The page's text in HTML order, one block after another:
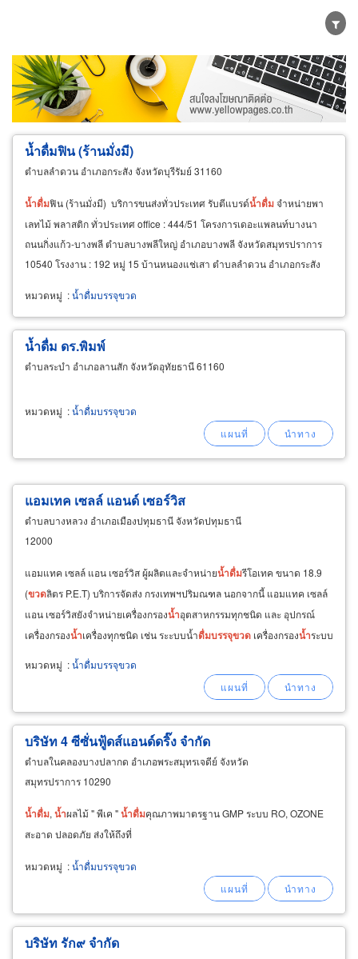
ขายส่ง ขายปลีก ผู้ผลิต
ตัวแทนจัดจำหน่าย
ผู้ส่งออก/นำเข้า
ธุรกิจบริการ
น้ำดื่มฟิน (ร้านมั่งมี)
ตำบลลำดวน อำเภอกระสัง จังหวัดบุรีรัมย์ 31160
น้ำดื่มฟิน (ร้านมั่งมี) บริการขนส่งทั่วประเทศ รับตีแบรด์น้ำดื่มจำหน่ายพา
เลทไม้ พลาสติก ทั่วประเทศ office : 444/51 โครงการเดอะแพลนท์บางนา
ถนนกิ่งแก้ว-บางพลี ตำบลบางพลีใหญ่ อำเภอบางพลี จังหวัดสมุทรปราการ
10540 โรงงาน : 192 หมู่ 15 บ้านหนองแช่เสา ตำบลลำดวน อำเภอกระสัง
หมวดหมู่ :น้ำดื่มบรรจุขวด
น้ำดื่ม ดร.พิมพ์
ตำบลระบำ อำเภอลานสัก จังหวัดอุทัยธานี 61160
หมวดหมู่ :น้ำดื่มบรรจุขวด
แอมเทค เซลล์ แอนด์ เซอร์วิส
ตำบลบางหลวง อำเภอเมืองปทุมธานี จังหวัดปทุมธานี
12000
แอมแทค เซลล์ แอน เซอร์วิส ผู้ผลิตและจำหน่ายน้ำดื่มรีโอเทค ขนาด 18.9
(ขวดลิตร P.E.T) บริการจัดส่ง กรงเทพฯปริมณฑล นอกจากนี้ แอมแทค เซลล์
แอน เซอร์วิสยังจำหน่ายเครื่องกรองน้ำอุตสาหกรรมทุกชนิด และ อุปกรณ์
เครื่องกรองน้ำเครื่องทุกชนิด เช่น ระะบบน้ำดื่มบรรจุขวด เครื่องกรองน้ำระบบ
หมวดหมู่ :น้ำดื่มบรรจุขวด
บริษัท 4 ซีซั่นฟู้ดส์แอนด์ดริ๊ง จำกัด
ตำบลในคลองบางปลากด อำเภอพระสมุทรเจดีย์ จังหวัด
สมุทรปราการ 10290
น้ำดื่ม, น้ำผลไม้ " พีเค "น้ำดื่มคุณภาพมาตรฐาน GMP ระบบ RO, OZONE
สะอาด ปลอดภัย ส่งให้ถึงที่
หมวดหมู่ :น้ำดื่มบรรจุขวด
บริษัท รัก๙ จำกัด